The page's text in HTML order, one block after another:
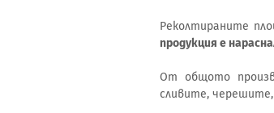
Реколтираните
продукция е
От общото
сливите,